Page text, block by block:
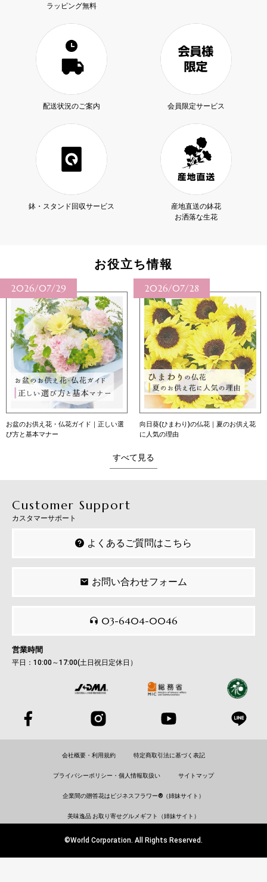
ラッピング無料
配送状況のご案内 会員限定サービス
鉢・スタンド回収サービス
産地直送の鉢花
お洒落な生花
お役立ち情報
2026/07/29
お盆のお供え花・仏花ガイド｜正しい選
び方と基本マナー
2026/07/28
向日葵(ひまわり)の仏花｜夏のお供え花
に人気の理由
すべて見る
Customer Support
カスタマーサポート
よくあるご質問はこちら
お問い合わせフォーム
03-6404-0046
営業時間
平日：10:00～17:00(土日祝日定休日）
会社概要・利用規約 特定商取引法に基づく表記
プライバシーポリシー・個人情報取扱い サイトマップ
企業間の贈答花はビジネスフラワー®（姉妹サイト）
美味逸品 お取り寄せグルメギフト（姉妹サイト）
©World Corporation. All Rights Reserved.